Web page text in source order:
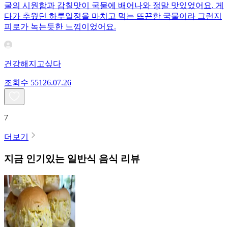
굴의 시원함과 감칠맛이 국물에 배어나와 정말 맛있었어요. 게
다가 추웠던 하루일정을 마치고 먹는 뜨끈한 국물이라 그런지
피로가 녹는듯한 느낌이었어요.
건강해지고싶다
조회수 551 26.07.26
7
더보기
지금 인기있는 일반식 음식 리뷰